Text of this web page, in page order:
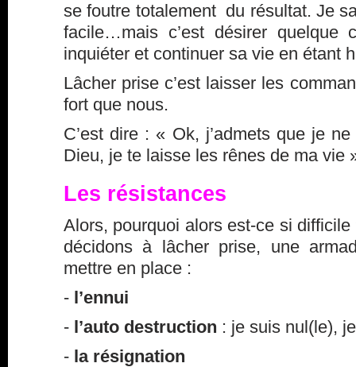
se foutre totalement du résultat. Je
facile…mais c’est désirer quelque
inquiéter et continuer sa vie en étant
Lâcher prise c’est laisser les
fort que nous.
C’est dire : « Ok, j’admets que je
Dieu, je te laisse les rênes de ma vie
Les résistances
Alors, pourquoi alors est-ce si
décidons à lâcher prise, une
mettre en place :
- l’ennui
- l’auto destruction : je suis nul(le),
- la résignation